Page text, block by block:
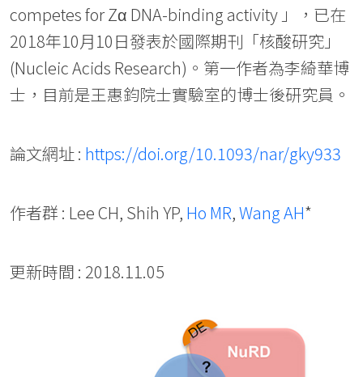
competes for Zα DNA-binding activity 」，已在
2018年10月10日發表於國際期刊「核酸研究」
(Nucleic Acids Research)。第一作者為李綺華博
士，目前是王惠鈞院士實驗室的博士後研究員。
論文網址 : https://doi.org/10.1093/nar/gky933
作者群 : Lee CH, Shih YP, Ho MR,Wang AH*
更新時間 : 2018.11.05